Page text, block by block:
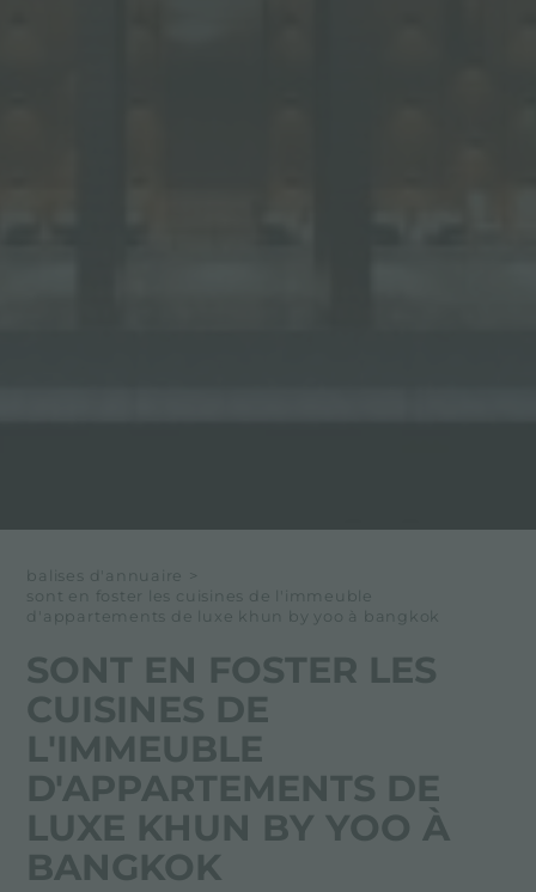
balises d'annuaire
>
sont en foster les cuisines de l'immeuble
d'appartements de luxe khun by yoo à bangkok
SONT EN FOSTER LES
CUISINES DE
L'IMMEUBLE
D'APPARTEMENTS DE
LUXE KHUN BY YOO À
BANGKOK